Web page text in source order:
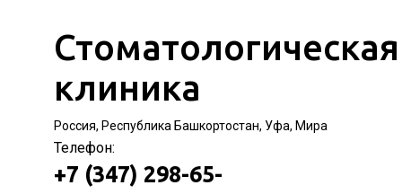
Стоматологическая
клиника
Россия, Республика Башкортостан, Уфа, Мира
Телефон:
+7 (347) 298-65-